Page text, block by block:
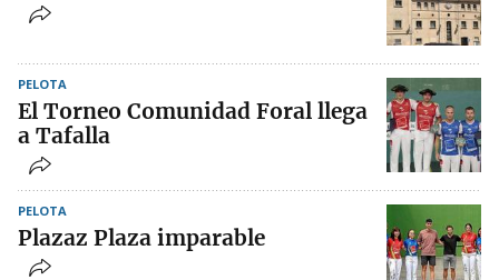
PELOTA
El Torneo Comunidad Foral llega
a Tafalla
PELOTA
Plazaz Plaza imparable